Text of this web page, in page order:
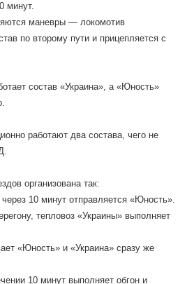
минут.
маневры — локомотив
по второму пути и прицепляется с
состав «Украина», а «Юность»
работают два состава, чего не
организована так:
10 минут отправляется «Юность».
тепловоз «Украины» выполняет
«Юность» и «Украина» сразу же
10 минут выполняет обгон и